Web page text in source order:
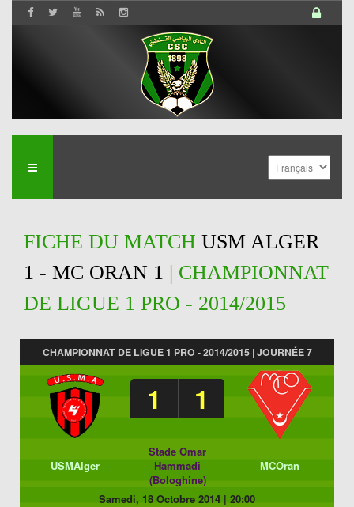
FICHE DU MATCH USM ALGER
1 - MC ORAN 1 | CHAMPIONNAT
DE LIGUE 1 PRO - 2014/2015
CHAMPIONNAT DE LIGUE 1 PRO - 2014/2015 | JOURNÉE 7
1 1
USMAlger
Stade Omar
Hammadi
(Bologhine)
MCOran
Samedi, 18 Octobre 2014 | 20:00